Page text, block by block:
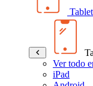
Ver todo
iPad